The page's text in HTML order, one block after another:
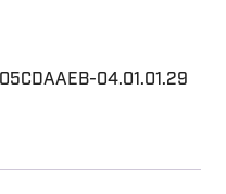
04.01.01.29